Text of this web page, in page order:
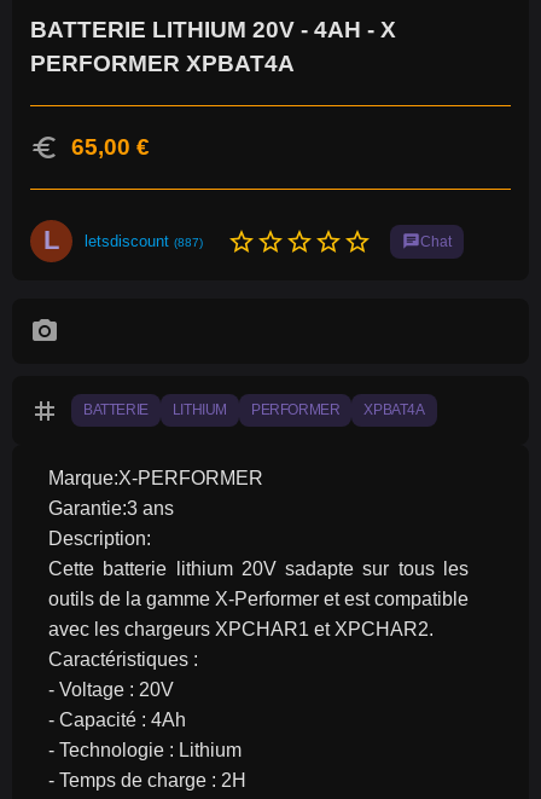
BATTERIE LITHIUM 20V - 4AH - X
PERFORMER XPBAT4A
euro 65,00 €
L letsdiscount (887) star_borderstar_borderstar_borderstar_borderstar_border chatChat
photo_camera
tag BATTERIE LITHIUM PERFORMER XPBAT4A
Marque:X-PERFORMER
Garantie:3 ans
Description:
Cette batterie lithium 20V sadapte sur tous les
outils de la gamme X-Performer et est compatible
avec les chargeurs XPCHAR1 et XPCHAR2.
Caractéristiques :
- Voltage : 20V
- Capacité : 4Ah
- Technologie : Lithium
- Temps de charge : 2H